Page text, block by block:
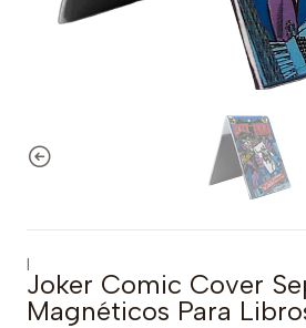
|
Joker Comic Cover
Magnéticos Para